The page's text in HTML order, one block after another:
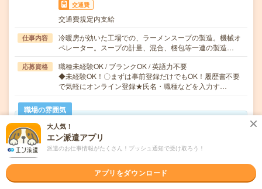
交通費
交通費規定内支給
仕事内容
冷暖房が効いた工場での、ラーメンスープの製造。機械オ
ペレーター。スープの計量、混合、梱包等一連の製造…
応募資格
職種未経験OK / ブランクOK / 英語力不要
◆未経験OK！〇まずは事前登録だけでもOK！履歴書不要
で気軽にオンライン登録★氏名・職種などを入力す…
職場の雰囲気
年齢層
20代
30代 40代 50代
応募へ進む
大人気！
エン派遣アプリ
派遣のお仕事情報がたくさん！プッシュ通知で受け取ろう！
アプリをダウンロード